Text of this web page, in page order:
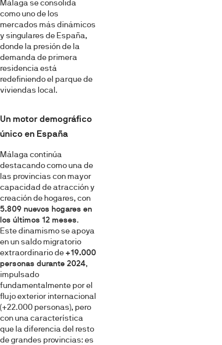
Málaga se consolida
como uno de los
mercados más dinámicos
y singulares de España,
donde la presión de la
demanda de primera
residencia está
redefiniendo el parque de
viviendas local.
Un motor demográfico
único en España
Málaga continúa
destacando como una de
las provincias con mayor
capacidad de atracción y
creación de hogares, con
5.809 nuevos hogares en
los últimos 12 meses.
Este dinamismo se apoya
en un saldo migratorio
extraordinario de +19.000
personas durante 2024,
impulsado
fundamentalmente por el
flujo exterior internacional
(+22.000 personas), pero
con una característica
que la diferencia del resto
de grandes provincias: es